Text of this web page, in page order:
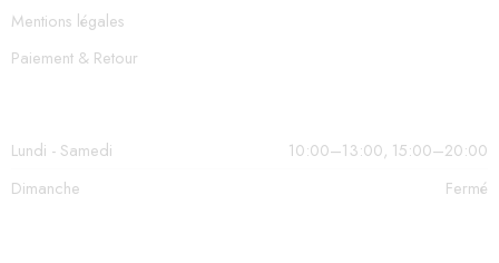
Mentions légales
Paiement & Retour
Lundi - Samedi
10:00–13:00, 15:00–20:00
Dimanche
Fermé